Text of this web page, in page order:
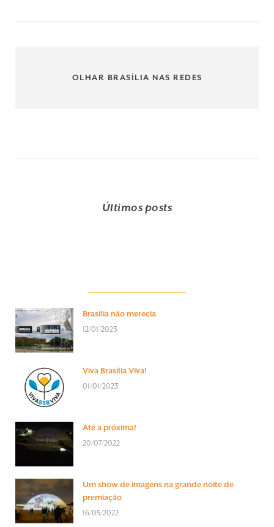
OLHAR BRASÍLIA NAS REDES
Últimos posts
Brasília não merecia
12/01/2023
Viva Brasília Viva!
01/01/2023
Até a próxima!
20/07/2022
Um show de imagens na grande noite de
premiação
16/05/2022